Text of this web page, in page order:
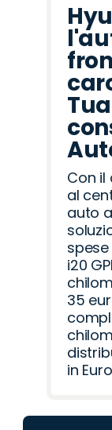
Con
al
auto
i20
35
in